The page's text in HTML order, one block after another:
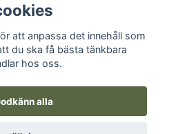
Kontakt
att anpassa det innehåll som
du ska få bästa tänkbara
hos oss.
alla